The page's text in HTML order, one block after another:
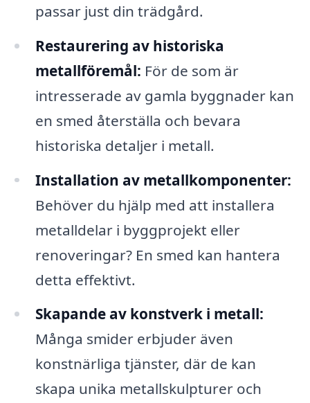
passar just din trädgård.
Restaurering av historiska
metallföremål: För de som är
intresserade av gamla byggnader kan
en smed återställa och bevara
historiska detaljer i metall.
Installation av metallkomponenter:
Behöver du hjälp med att installera
metalldelar i byggprojekt eller
renoveringar? En smed kan hantera
detta effektivt.
Skapande av konstverk i metall:
Många smider erbjuder även
konstnärliga tjänster, där de kan
skapa unika metallskulpturer och